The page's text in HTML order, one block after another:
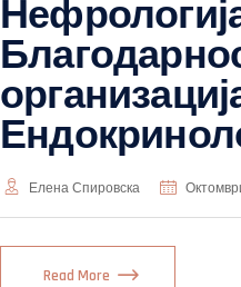
Елена Спировска
Read More